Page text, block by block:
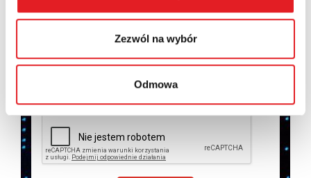
Zezwól na wybór
Odmowa
Wyrażam zgodę na przetwarzanie moich danych
osobowych przez Relpol S.A. Więcej informacji na
temat przetwarzania danych osobowych w
prywatności.*
Zapoznałem z treściąPolityki Prywatności